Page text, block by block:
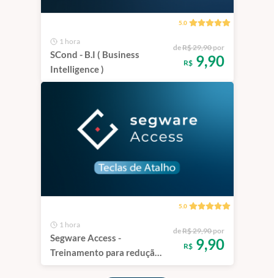
5.0
1 hora
SCond - B.I ( Business
Intelligence )
deR$ 29,90por
R$9,90
5.0
1 hora
Segware Access -
Treinamento para redução
do tempo de atendimento
deR$ 29,90por
R$9,90